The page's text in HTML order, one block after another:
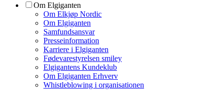
Om Elgiganten
Om Elkjøp Nordic
Om Elgiganten
Samfundsansvar
Presseinformation
Karriere i Elgiganten
Fødevarestyrelsen smiley
Elgigantens Kundeklub
Om Elgiganten Erhverv
Whistleblowing i organisationen